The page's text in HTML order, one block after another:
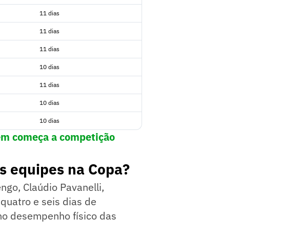
11 dias
11 dias
11 dias
10 dias
11 dias
10 dias
10 dias
começa a competição
equipes na Copa?
Claúdio Pavanelli,
e seis dias de
desempenho físico das